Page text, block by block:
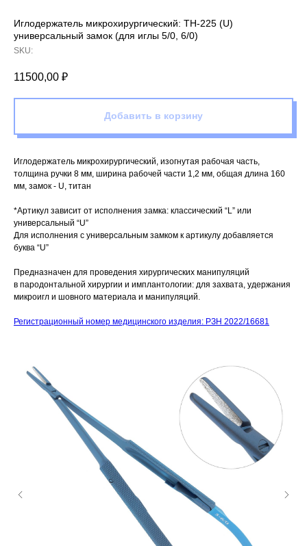
Иглодержатель микрохирургический: TH-225 (U)
универсальный замок (для иглы 5/0, 6/0)
SKU:
11500,00 ₽
Добавить в корзину
Иглодержатель микрохирургический, изогнутая рабочая часть,
толщина ручки 8 мм, ширина рабочей части 1,2 мм, общая длина 160
мм, замок - U, титан
*Артикул зависит от исполнения замка: классический “L” или
универсальный “U”
Для исполнения с универсальным замком к артикулу добавляется
буква “U”
Предназначен для проведения хирургических манипуляций
в пародонтальной хирургии и имплантологии: для захвата, удержания
микроигл и шовного материала и манипуляций.
Регистрационный номер медицинского изделия: РЗН 2022/16681